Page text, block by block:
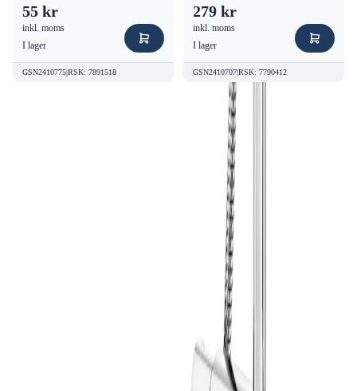
55 kr
inkl. moms
I lager
GSN2410775|RSK: 7891518
279 kr
inkl. moms
I lager
GSN2410707|RSK: 7790412